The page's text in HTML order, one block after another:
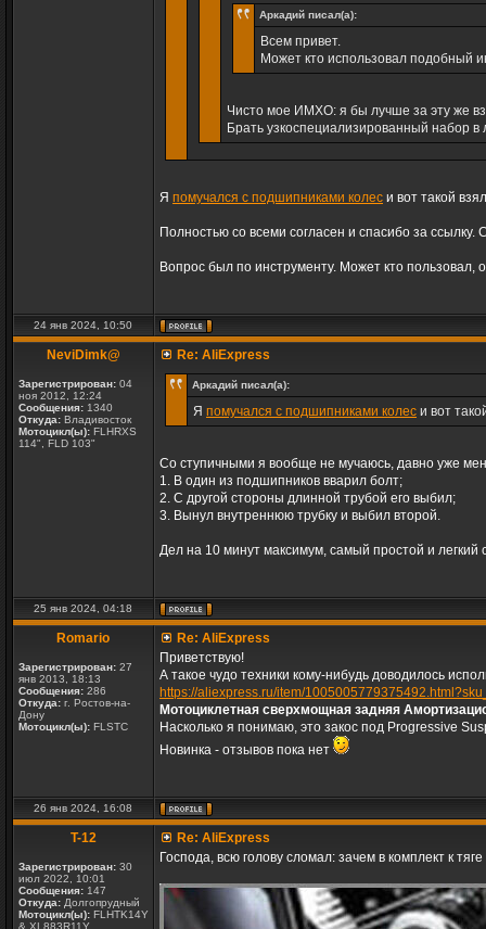
Аркадий писал(а):
Всем привет.
Может кто использовал подобный
Чисто мое ИМХО: я бы лучше за эту же
Брать узкоспециализированный набор
Я помучался с подшипниками колес и вот такой
Полностью со всеми согласен и спасибо за
Вопрос был по инструменту. Может кто пользовал,
24 янв 2024, 10:50
NeviDimk@
Зарегистрирован: 04
ноя 2012, 12:24
Сообщения: 1340
Откуда: Владивосток
Мотоцикл(ы): FLHRXS
114", FLD 103"
Re: AliExpress
Аркадий писал(а):
Я помучался с подшипниками колес и вот
Со ступичными я вообще не мучаюсь, давно уже
1. В один из подшипников вварил болт;
2. С другой стороны длинной трубой его выбил;
3. Вынул внутреннюю трубку и выбил второй.
Дел на 10 минут максимум, самый простой и легкий
25 янв 2024, 04:18
Romario
Зарегистрирован: 27
янв 2013, 18:13
Сообщения: 286
Откуда: г. Ростов-на-
Дону
Мотоцикл(ы): FLSTC
Re: AliExpress
Приветствую!
А такое чудо техники кому-нибудь доводилось
https://aliexpress.ru/item/
Мотоциклетная сверхмощная задняя
Насколько я понимаю, это закос под Progressive
Новинка - отзывов пока нет
26 янв 2024, 16:08
T-12
Зарегистрирован: 30
июл 2022, 10:01
Сообщения: 147
Откуда: Долгопрудный
Мотоцикл(ы): FLHTK14Y
& XL883R11Y
Re: AliExpress
Господа, всю голову сломал: зачем в комплект к